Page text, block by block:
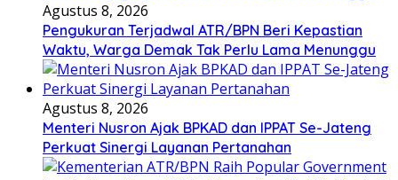
Agustus 8, 2026
Pengukuran Terjadwal ATR/BPN Beri Kepastian
Waktu, Warga Demak Tak Perlu Lama Menunggu
Agustus 8, 2026
Menteri Nusron Ajak BPKAD dan IPPAT Se-Jateng
Perkuat Sinergi Layanan Pertanahan